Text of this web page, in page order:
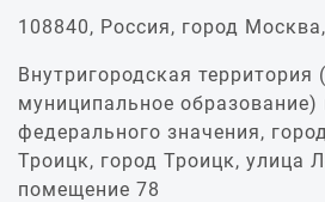
108840, Россия, город Москва,
Внутригородская территория
муниципальное образование)
федерального значения,
Троицк, город Троицк, улица
помещение 78